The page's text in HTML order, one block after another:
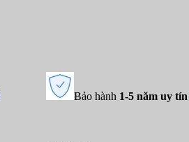
Bảo hành 1-5 năm uy tín